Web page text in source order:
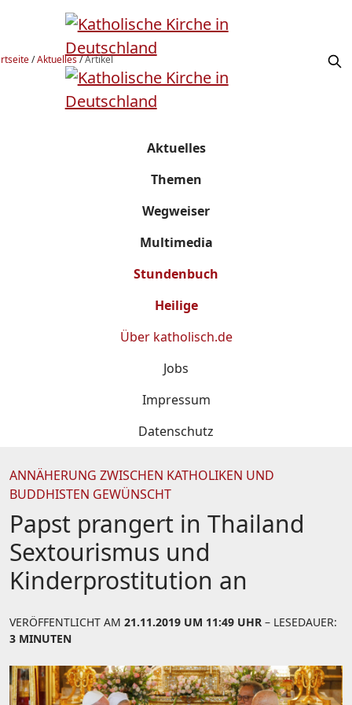
/Aktuelles/Artikel
Aktuelles
Themen
Wegweiser
Multimedia
Stundenbuch
Heilige
Über katholisch.de
Jobs
Impressum
Datenschutz
ANNÄHERUNG ZWISCHEN KATHOLIKEN UND
BUDDHISTEN GEWÜNSCHT
Papst prangert in Thailand
Sextourismus und
Kinderprostitution an
VERÖFFENTLICHT AM 21.11.2019 UM 11:49 UHR – LESEDAUER:
3 MINUTEN